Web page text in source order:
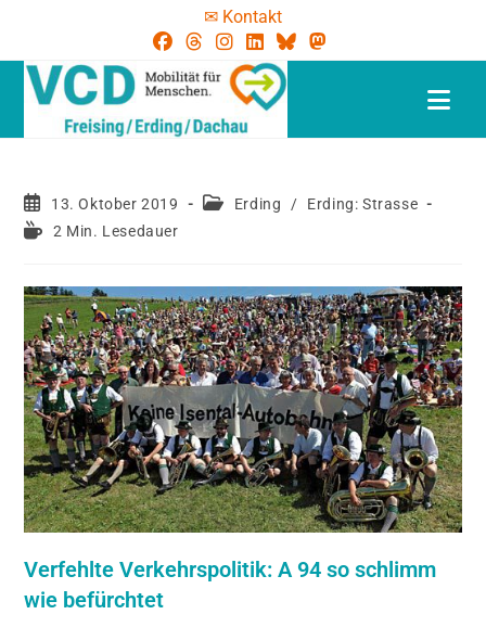
✉ Kontakt
13. Oktober 2019 Erding /
Erding: Strasse
2 Min. Lesedauer
Verfehlte Verkehrspolitik: A 94 so schlimm
wie befürchtet